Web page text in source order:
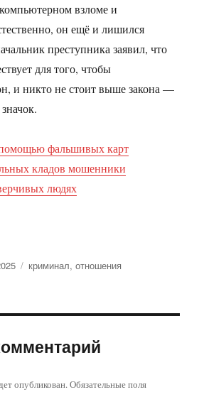
взломе и
он ещё и лишился
преступника заявил, что
для того, чтобы
и никто не стоит выше закона —
фальшивых карт
кладов мошенники
людях
Метки
криминал,отношения
опубликован.Обязательные поля